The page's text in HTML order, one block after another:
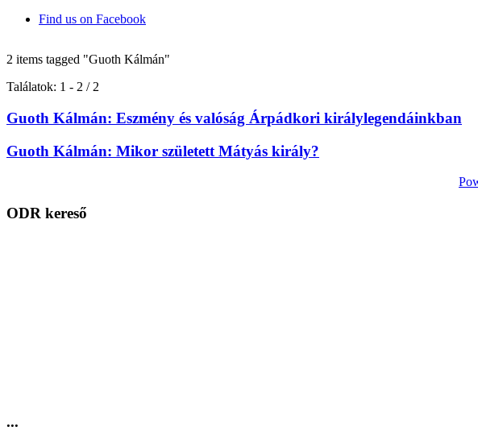
Find us on Facebook
2 items tagged "Guoth Kálmán"
Találatok: 1 - 2 / 2
Guoth Kálmán: Eszmény és valóság Árpádkori királylegendáinkban
Guoth Kálmán: Mikor született Mátyás király?
ODR kereső
...